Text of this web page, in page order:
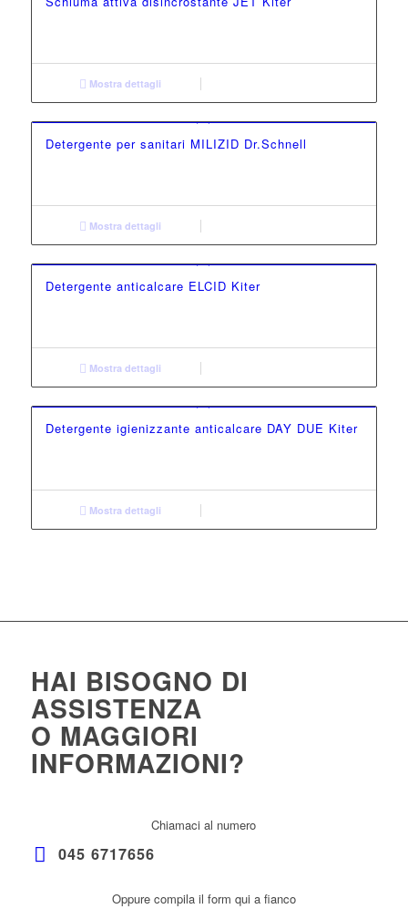
Mostra dettagli
Detergente per sanitari MILIZID Dr.Schnell
Mostra dettagli
Detergente anticalcare ELCID Kiter
Mostra dettagli
Detergente igienizzante anticalcare DAY DUE Kiter
Mostra dettagli
HAI BISOGNO DI
ASSISTENZA
O MAGGIORI
INFORMAZIONI?
Chiamaci al numero
045 6717656
Oppure compila il form qui a fianco